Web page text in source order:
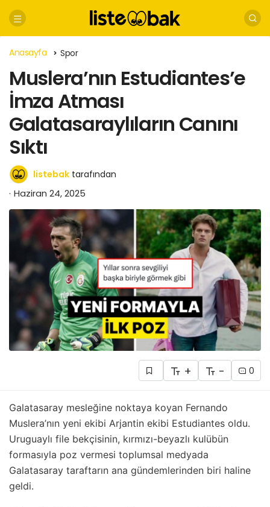
Anasayfa Spor
Muslera’nın Estudiantes’e
İmza Atması
Galatasaraylıların Canını
Sıktı
listebak tarafından
Haziran 24, 2025
+ - 0
Galatasaray mesleğine noktaya koyan Fernando
Muslera’nın yeni ekibi Arjantin ekibi Estudiantes oldu.
Uruguaylı file bekçisinin, kırmızı-beyazlı kulübün
formasıyla poz vermesi toplumsal medyada
Galatasaray taraftarın ana gündemlerinden biri haline
geldi.